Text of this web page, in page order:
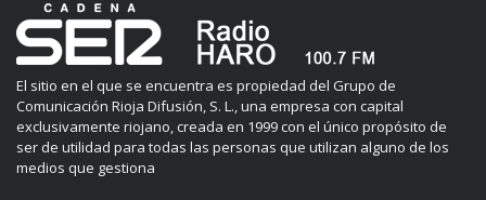
El sitio en el que se encuentra es propiedad del Grupo de
Comunicación Rioja Difusión, S. L., una empresa con capital
exclusivamente riojano, creada en 1999 con el único propósito de
ser de utilidad para todas las personas que utilizan alguno de los
medios que gestiona